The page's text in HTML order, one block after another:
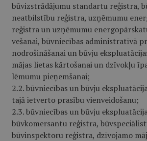
būvizstrādājumu standartu reģistra,
neatbilstību reģistra, uzņēmumu
reģistra un uzņēmumu
vešanai, būvniecības administratīvā
nodrošināšanai un būvju
mājas lietas kārtošanai un dzīvokļu
lēmumu pieņemšanai;
2.2. būvniecības un būvju
tajā ietverto prasību vienveidošanu;
2.3. būvniecības un būvju
būvkomersantu reģistra,
būvinspektoru reģistra, dzīvojamo